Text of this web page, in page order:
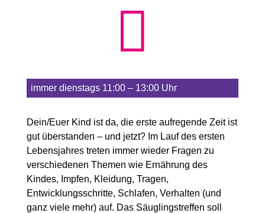

immer dienstags 11:00 – 13:00 Uhr
Dein/Euer Kind ist da, die erste aufregende Zeit ist
gut überstanden – und jetzt? Im Lauf des ersten
Lebensjahres treten immer wieder Fragen zu
verschiedenen Themen wie Ernährung des
Kindes, Impfen, Kleidung, Tragen,
Entwicklungsschritte, Schlafen, Verhalten (und
ganz viele mehr) auf. Das Säuglingstreffen soll